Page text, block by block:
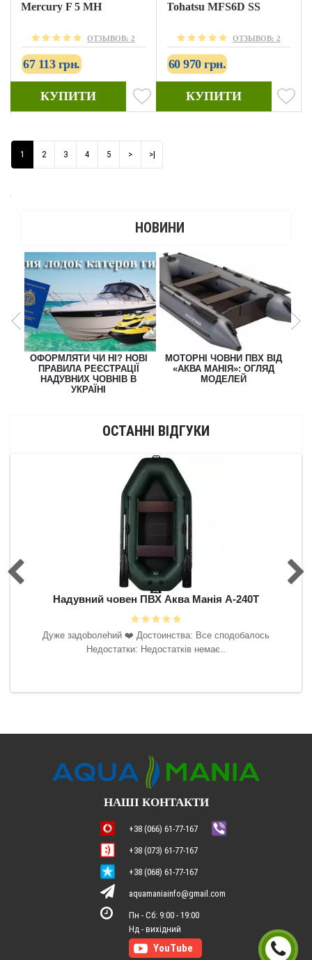
Mercury F 5 MH
ОТЗЫВОВ: 2
67 113 грн.
КУПИТИ
Tohatsu MFS6D SS
ОТЗЫВОВ: 2
60 970 грн.
КУПИТИ
1 2 3 4 5 > >|
ОФОРМЛЯТИ ЧИ НІ? НОВІ
ПРАВИЛА РЕЄСТРАЦІЇ
НАДУВНИХ ЧОВНІВ В
УКРАЇНІ
МОТОРНІ ЧОВНИ ПВХ ВІД
«АКВА МАНІЯ»: ОГЛЯД
МОДЕЛЕЙ
ОСТАННІ ВІДГУКИ
Надувний човен ПВХ Аква Манія А-240Т
Дyжe зaдoboлehий ❤️‍ Достоинства: Все сподобалось
Недостатки: Недостатків немає..
НАШІ КОНТАКТИ
+38 (066) 61-77-167
+38 (073) 61-77-167
+38 (068) 61-77-167
aquamaniainfo@gmail.com
Пн - Сб: 9:00 - 19:00